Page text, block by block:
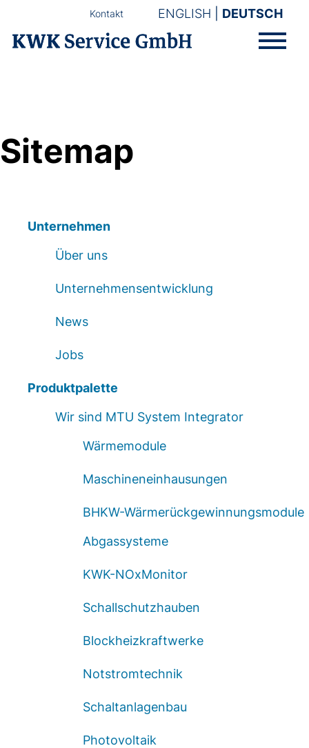
ENGLISH DEUTSCH
Kontakt
Sitemap
Unternehmen
Über uns
Unternehmensentwicklung
News
Jobs
Produktpalette
Wir sind MTU System Integrator
Wärmemodule
Maschineneinhausungen
BHKW-Wärmerückgewinnungsmodule
Abgassysteme
KWK-NOxMonitor
Schallschutzhauben
Blockheizkraftwerke
Notstromtechnik
Schaltanlagenbau
Photovoltaik